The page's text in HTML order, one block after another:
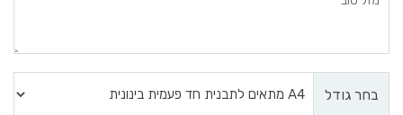
בחר גודל